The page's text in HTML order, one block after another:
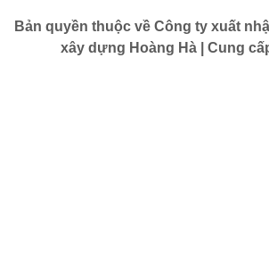
Bản quyền thuộc về Công ty xuất
xây dựng Hoàng Hà | Cung